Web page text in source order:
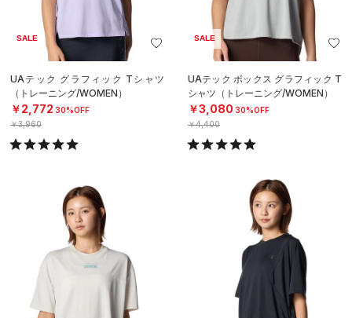
SALE
UAテック グラフィック Tシャツ
（トレーニング/WOMEN）
￥2,772 30%OFF
￥3,960
SALE
UAテック ボックス グラフィック T
シャツ（トレーニング/WOMEN）
￥3,080 30%OFF
￥4,400